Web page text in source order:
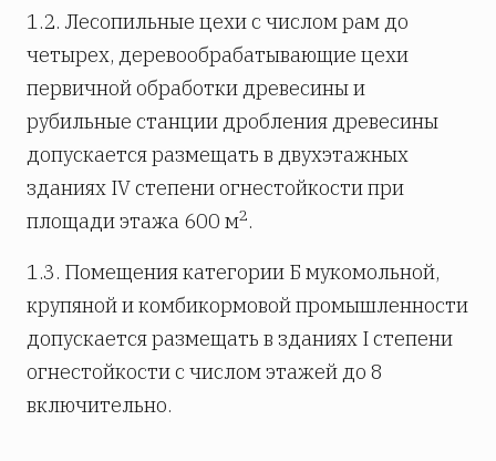
1.2. Лесопильные цехи с числом рам до
четырех, деревообрабатывающие цехи
первичной обработки древесины и
рубильные станции дробления древесины
допускается размещать в двухэтажных
зданиях IV степени огнестойкости при
площади этажа 600 м2.
1.3. Помещения категории Б мукомольной,
крупяной и комбикормовой промышленности
допускается размещать в зданиях I степени
огнестойкости с числом этажей до 8
включительно.